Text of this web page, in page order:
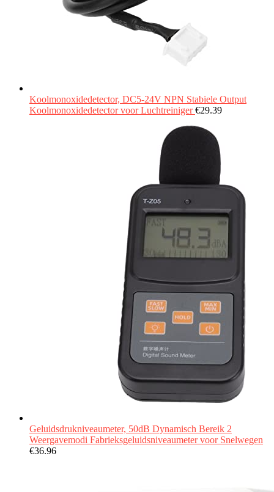
Koolmonoxidedetector, DC5-24V NPN Stabiele Output
Koolmonoxidedetector voor Luchtreiniger €29.39
Geluidsdrukniveaumeter, 50dB Dynamisch Bereik 2
Weergavemodi Fabrieksgeluidsniveaumeter voor Snelwegen
€36.96